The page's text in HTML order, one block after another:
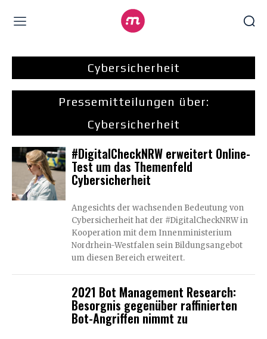
Cybersicherheit
Pressemitteilungen über:
Cybersicherheit
#DigitalCheckNRW erweitert Online-
Test um das Themenfeld
Cybersicherheit
Angesichts der wachsenden Bedeutung von
Cybersicherheit hat der #DigitalCheckNRW in
Kooperation mit dem Innenministerium
Nordrhein-Westfalen sein Bildungsangebot
um diesen Bereich erweitert.
2021 Bot Management Research:
Besorgnis gegenüber raffinierten
Bot-Angriffen nimmt zu